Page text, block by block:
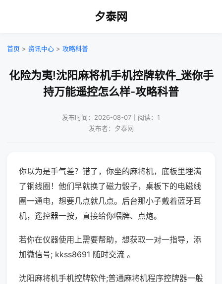
夕泰网
首页 > 资讯中心 > 攻略科普
化险为夷!沈阳麻将机手机控牌软件_迷你手
持万能遥控怎么样-攻略科普
发布时间：2026-08-07｜阅读：1
发布者：夕泰网
你以为是手气差？错了，你坐的麻将机，底板里埋满
了铜线圈！他们早就换了磁力骰子，桌板下的电磁线
圈一通电，想要几点就几点。后台那小子戴着蓝牙耳
机，遥控器一按，直接给你喂牌、点炮。
若你在仪器使用上需要帮助，想获取一对一指导，添
加微信号; kkss8691 随时交流 。
沈阳麻将机手机控牌软件;普通麻将机程序控牌器一般